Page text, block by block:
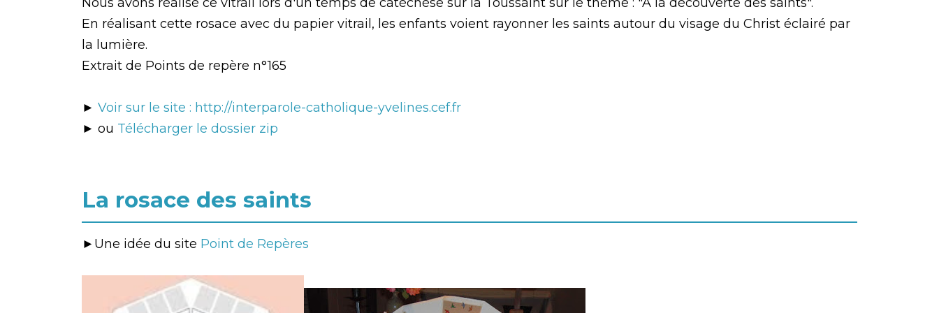
Nous avons réalisé ce vitrail lors d'un temps de catéchèse sur la Toussaint sur le thème : "A la découverte des saints".
En réalisant cette rosace avec du papier vitrail, les enfants voient rayonner les saints autour du visage du Christ éclairé par
la lumière.
Extrait de Points de repère n°165
► Voir sur le site : http://interparole-catholique-yvelines.cef.fr
► ou Télécharger le dossier zip
La rosace des saints
►Une idée du site Point de Repères